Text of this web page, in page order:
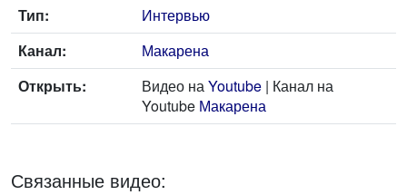
Тип:
Интервью
Канал:
Макарена
Открыть:
Видео наYoutube | Канал на
Youtube Макарена
Связанные видео: